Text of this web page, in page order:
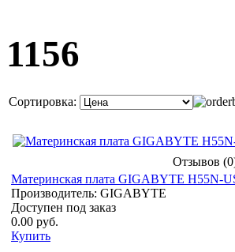
1156
Сортировка:
Отзывов
Материнская плата GIGABYTE H55N-
Производитель: GIGABYTE
Доступен под заказ
0.00 руб.
Купить